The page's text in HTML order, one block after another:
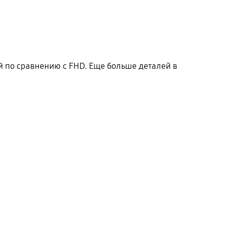
сравнению с FHD. Еще больше деталей в